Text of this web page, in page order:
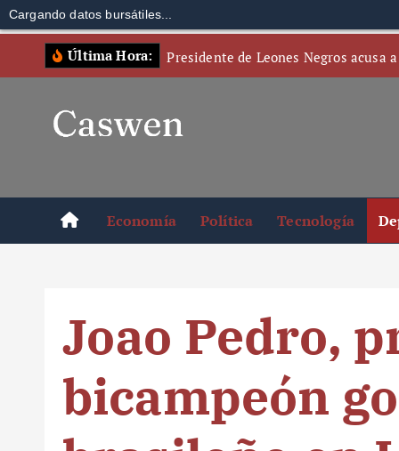
Cargando datos bursátiles...
Última Hora: Presidente de Leones Negros acusa
Economía Política Tecnología
Joao Pedro,
bicampeón